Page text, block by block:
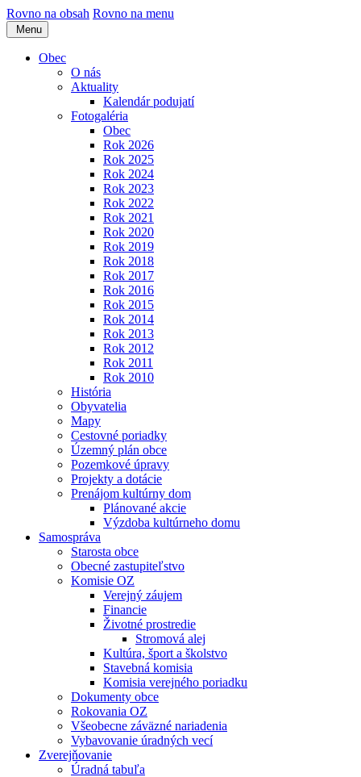
Rovno na obsah Rovno na menu
Menu
Obec
O nás
Aktuality
Kalendár podujatí
Fotogaléria
Obec
Rok 2026
Rok 2025
Rok 2024
Rok 2023
Rok 2022
Rok 2021
Rok 2020
Rok 2019
Rok 2018
Rok 2017
Rok 2016
Rok 2015
Rok 2014
Rok 2013
Rok 2012
Rok 2011
Rok 2010
História
Obyvatelia
Mapy
Cestovné poriadky
Územný plán obce
Pozemkové úpravy
Projekty a dotácie
Prenájom kultúrny dom
Plánované akcie
Výzdoba kultúrneho domu
Samospráva
Starosta obce
Obecné zastupiteľstvo
Komisie OZ
Verejný záujem
Financie
Životné prostredie
Stromová alej
Kultúra, šport a školstvo
Stavebná komisia
Komisia verejného poriadku
Dokumenty obce
Rokovania OZ
Všeobecne záväzné nariadenia
Vybavovanie úradných vecí
Zverejňovanie
Úradná tabuľa